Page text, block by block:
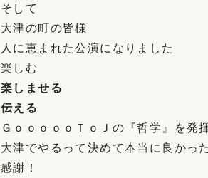
そして
大津の町の皆様
人に恵まれた公演になりました
楽しむ
楽しませる
伝える
ＧｏｏｏｏｏＴｏＪの『哲学』を発
大津でやるって決めて本当に良かった
感謝！